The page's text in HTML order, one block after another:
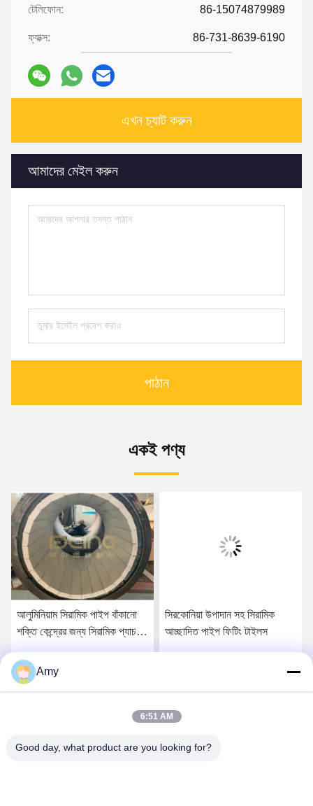
টেলিফোন: 86-15074879989
ফ্যাক্স: 86-731-8639-6190
এখন চ্যাট করুন
আমাদের মেইল ​​করুন
পাঠান
একই পণ্য
আলুমিনিয়াম সিরামিক পাইপ বাঁকানো
শক্তি কেন্দ্রের জন্য সিরামিক প্যাচ
সিরকোনিয়া উপাদান সহ সিরামিক
আচ্ছাদিত পাইপ ফিটিং টাইলস
Amy
6:51 AM
Good day, what product are you looking for?